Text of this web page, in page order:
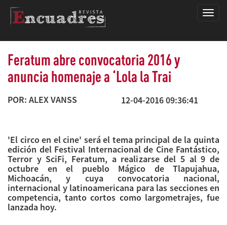
Feratum abre convocatoria 2016 y
anuncia homenaje a ‘Lola la Trai
POR: ALEX VANSS 12-04-2016 09:36:41
'El circo en el cine' será el tema principal de la quinta
edición del Festival Internacional de Cine Fantástico,
Terror y SciFi, Feratum, a realizarse del 5 al 9 de
octubre en el pueblo Mágico de Tlapujahua,
Michoacán, y cuya convocatoria nacional,
internacional y latinoamericana para las secciones en
competencia, tanto cortos como largometrajes, fue
lanzada hoy.